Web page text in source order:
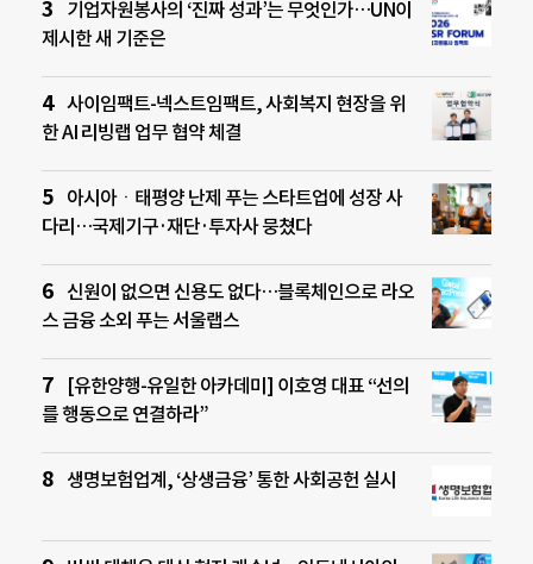
기업자원봉사의 ‘진짜 성과’는 무엇인가…UN이
제시한 새 기준은
사이임팩트-넥스트임팩트, 사회복지 현장을 위
한 AI 리빙랩 업무 협약 체결
아시아ㆍ태평양 난제 푸는 스타트업에 성장 사
다리…국제기구·재단·투자사 뭉쳤다
신원이 없으면 신용도 없다…블록체인으로 라오
스 금융 소외 푸는 서울랩스
[유한양행-유일한 아카데미] 이호영 대표 “선의
를 행동으로 연결하라”
생명보험업계, ‘상생금융’ 통한 사회공헌 실시